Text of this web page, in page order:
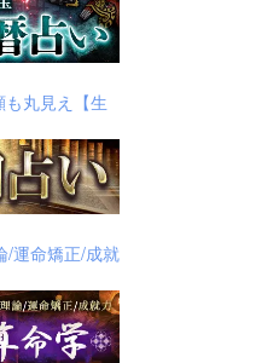
丸見え【生
/運命矯正/成就